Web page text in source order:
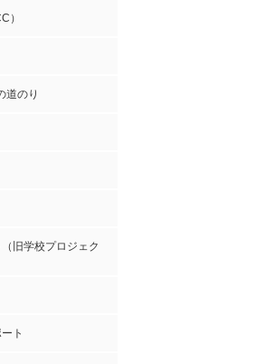
）
道のり
旧学校プロジェク
ト